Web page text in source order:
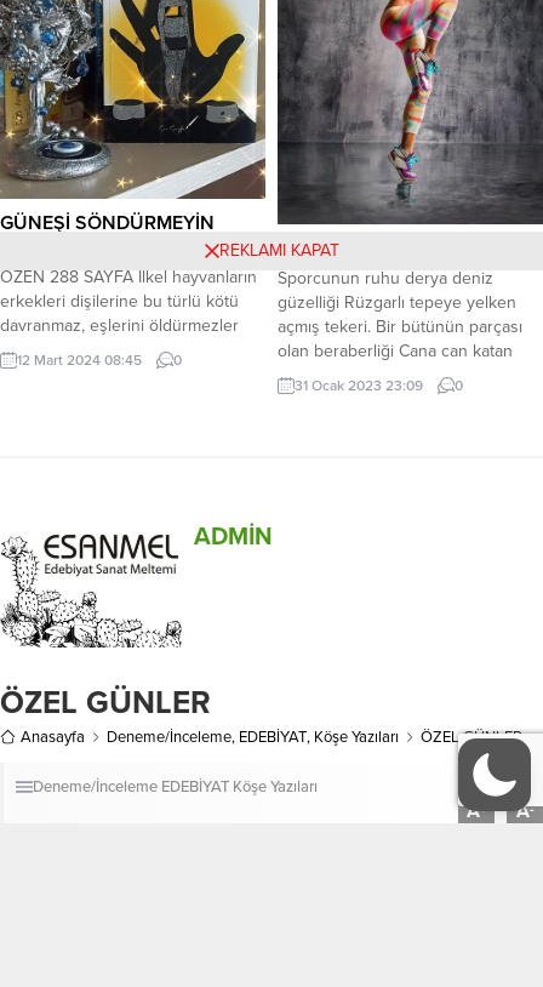
Pazar günü yapılacaktır. Festival
kapsamında konserler,...
GÜNEŞİ SÖNDÜRMEYİN
MISRA’LAR ÖLMESİN İSMİHAN
ÖZEN 288 SAYFA İlkel hayvanların
erkekleri dişilerine bu türlü kötü
davranmaz, eşlerini öldürmezler
çünkü. Erkeğin eşini öldürdüğü tek
hayvan türü “insandır”. Jack
Sevgili, eş/boşandığı adam, baba,...
12 Mart 2024 08:45 0
SPORCU RUHU
Sporcunun ruhu derya deniz
güzelliği Rüzgarlı tepeye yelken
açmış tekeri. Bir bütünün parçası
olan beraberliği Cana can katan
olur sporcu dedikleri Kabul
buyursun her biri selam dileğimi
31 Ocak 2023 23:09 0
ADMİN
ÖZEL GÜNLER
Anasayfa Deneme/İnceleme, EDEBİYAT, Köşe Yazıları ÖZEL GÜNLER
Deneme/İnceleme EDEBİYAT Köşe Yazıları
A+ A-
REKLAMI KAPAT